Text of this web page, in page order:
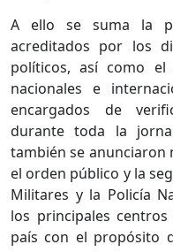
A ello se suma la
acreditados por los
políticos, así como el
nacionales e
encargados de
durante toda la
también se anunciaron
el orden público y la
Militares y la Policía
los principales
país con el propósito